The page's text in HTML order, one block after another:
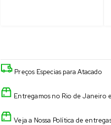
Preços Especias para Atacado
Entregamos no Rio de Janeiro
Veja a Nossa Política de